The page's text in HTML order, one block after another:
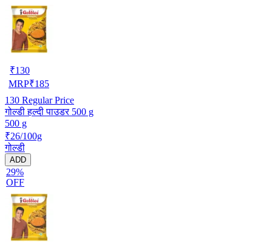
₹130
MRP₹185
130 Regular Price
गोल्डी हल्दी पाउडर 500 g
500 g
₹26/100g
गोल्डी
ADD
29%
OFF